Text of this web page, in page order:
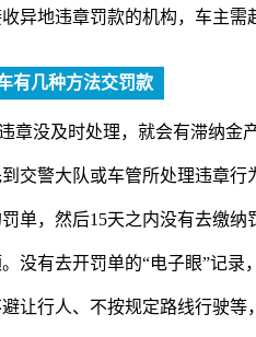
异地违章罚款的机构，车主需
有几种方法交罚款
章没及时处理，就会有滞纳金
交警大队或车管所处理违章
单，然后15天之内没有去缴
没有去开罚单的“电子眼”记
让行人、不按规定路线行驶